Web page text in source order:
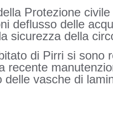
Protezione
deflusso delle
sicurezza della
di Pirri si sono
recente
delle vasche di